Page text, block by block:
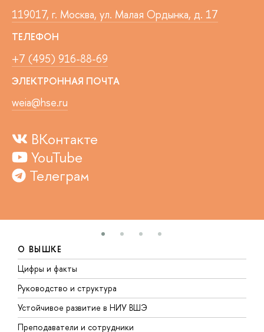
119017, г. Москва, ул. Малая Ордынка, д. 17
ТЕЛЕФОН
+7 (495) 916-88-69
ЭЛЕКТРОННАЯ ПОЧТА
weia@hse.ru
ВКонтакте
YouTube
Телеграм
О ВЫШКЕ
Цифры и факты
Руководство и структура
Устойчивое развитие в НИУ ВШЭ
Преподаватели и сотрудники